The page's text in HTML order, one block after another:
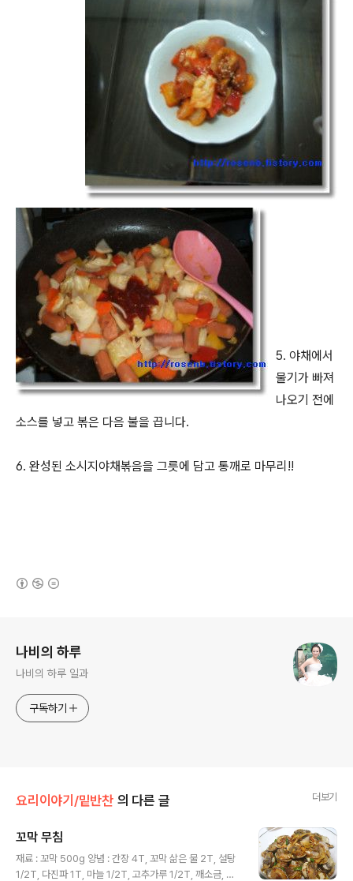
5. 야채에서
물기가 빠져
나오기 전에
소스를 넣고 볶은 다음 불을 끕니다.
6. 완성된 소시지야채볶음을 그릇에 담고 통깨로 마무리!!
나비의 하루
나비의 하루 일과
구독하기
요리이야기/밑반찬 의 다른 글 더보기
꼬막 무침
재료 : 꼬막 500g 양념 : 간장 4T, 꼬막 삶은 물 2T, 설탕
1/2T, 다진파 1T, 마늘 1/2T, 고추가루 1/2T, 깨소금, 후